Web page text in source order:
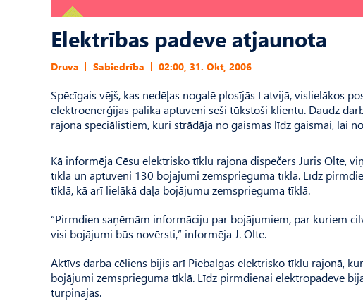
Elektrības padeve atjaunota
Druva Sabiedrība 02:00, 31. Okt, 2006
Spēcīgais vējš, kas nedēļas nogalē plosījās Latvijā, vislielākos
elektroenerģijas palika aptuveni seši tūkstoši klientu. Daudz
rajona speciālistiem, kuri strādāja no gaismas līdz gaismai, lai
Kā informēja Cēsu elektrisko tīklu rajona dispečers Juris Olte,
tīklā un aptuveni 130 bojājumi zemsprieguma tīklā. Līdz
tīklā, kā arī lielākā daļa bojājumu zemsprieguma tīklā.
“Pirmdien saņēmām informāciju par bojājumiem, par kuriem
visi bojājumi būs novērsti,” informēja J. Olte.
Aktīvs darba cēliens bijis arī Piebalgas elektrisko tīklu rajonā,
bojājumi zemsprieguma tīklā. Līdz pirmdienai elektropadeve
turpinājās.